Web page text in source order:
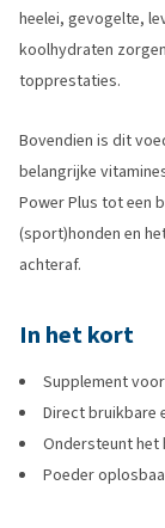
heelei, gevogelte,
koolhydraten
topprestaties.
Bovendien is dit
belangrijke
Power Plus tot een
(sport)honden en
achteraf.
In het kort
Supplement
Direct bruikbare
Ondersteunt het
Poeder